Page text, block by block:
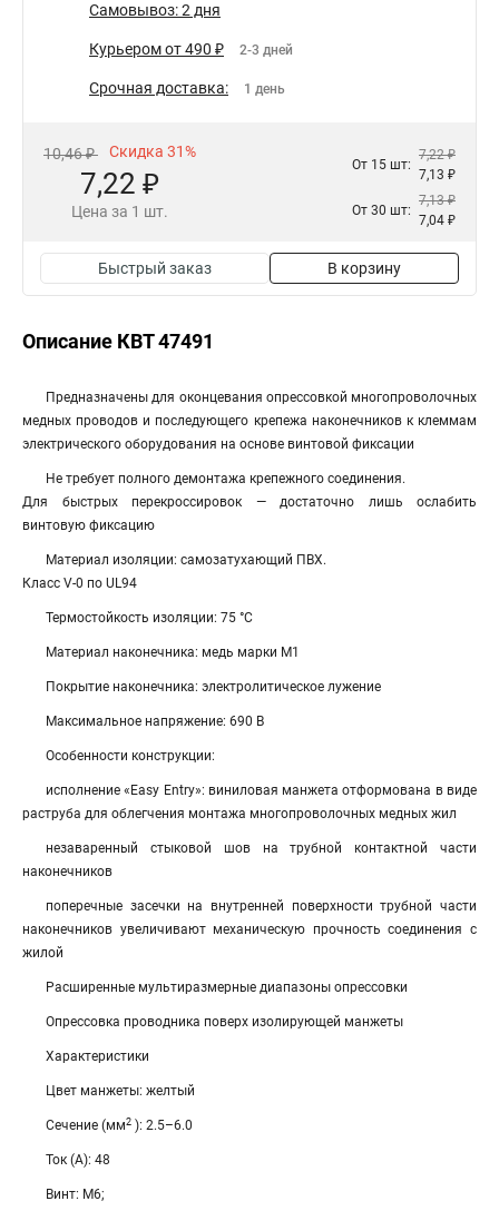
Самовывоз: 2 дня
Курьером от 490 ₽ 2-3 дней
Срочная доставка: 1 день
10,46 ₽ Скидка 31%
7,22 ₽
Цена за 1 шт.
От 15 шт:
7,22 ₽
7,13 ₽
От 30 шт:
7,13 ₽
7,04 ₽
Быстрый заказ В корзину
Описание КВТ 47491
Предназначены для оконцевания опрессовкой многопроволочных
медных проводов и последующего крепежа наконечников к клеммам
электрического оборудования на основе винтовой фиксации
Не требует полного демонтажа крепежного соединения.
Для быстрых перекроссировок — достаточно лишь ослабить
винтовую фиксацию
Материал изоляции: самозатухающий ПВХ.
Класс V-0 по UL94
Термостойкость изоляции: 75 °C
Материал наконечника: медь марки М1
Покрытие наконечника: электролитическое лужение
Максимальное напряжение: 690 В
Особенности конструкции:
исполнение «Easy Entry»: виниловая манжета отформована в виде
раструба для облегчения монтажа многопроволочных медных жил
незаваренный стыковой шов на трубной контактной части
наконечников
поперечные засечки на внутренней поверхности трубной части
наконечников увеличивают механическую прочность соединения с
жилой
Расширенные мультиразмерные диапазоны опрессовки
Опрессовка проводника поверх изолирующей манжеты
Характеристики
Цвет манжеты: желтый
Сечение (мм2 ): 2.5–6.0
Ток (А): 48
Винт: М6;